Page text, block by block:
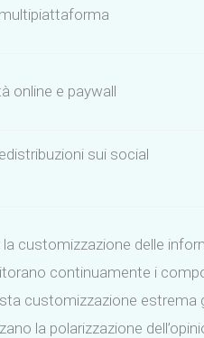
online e paywall
sui social
customizzazione delle
continuamente i
customizzazione estrema
la polarizzazione